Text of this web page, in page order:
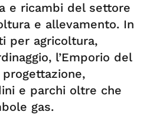
e ricambi del settore
e allevamento. In
per agricoltura,
l’Emporio del
e parchi oltre che
gas.